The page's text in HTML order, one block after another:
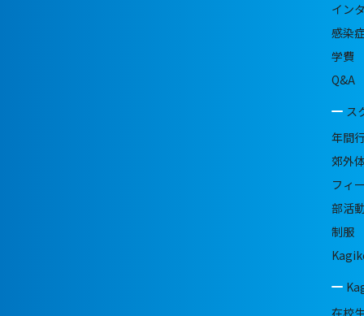
イン
感染
学費
Q&A
ス
年間
郊外
フィ
部活
制服
在校